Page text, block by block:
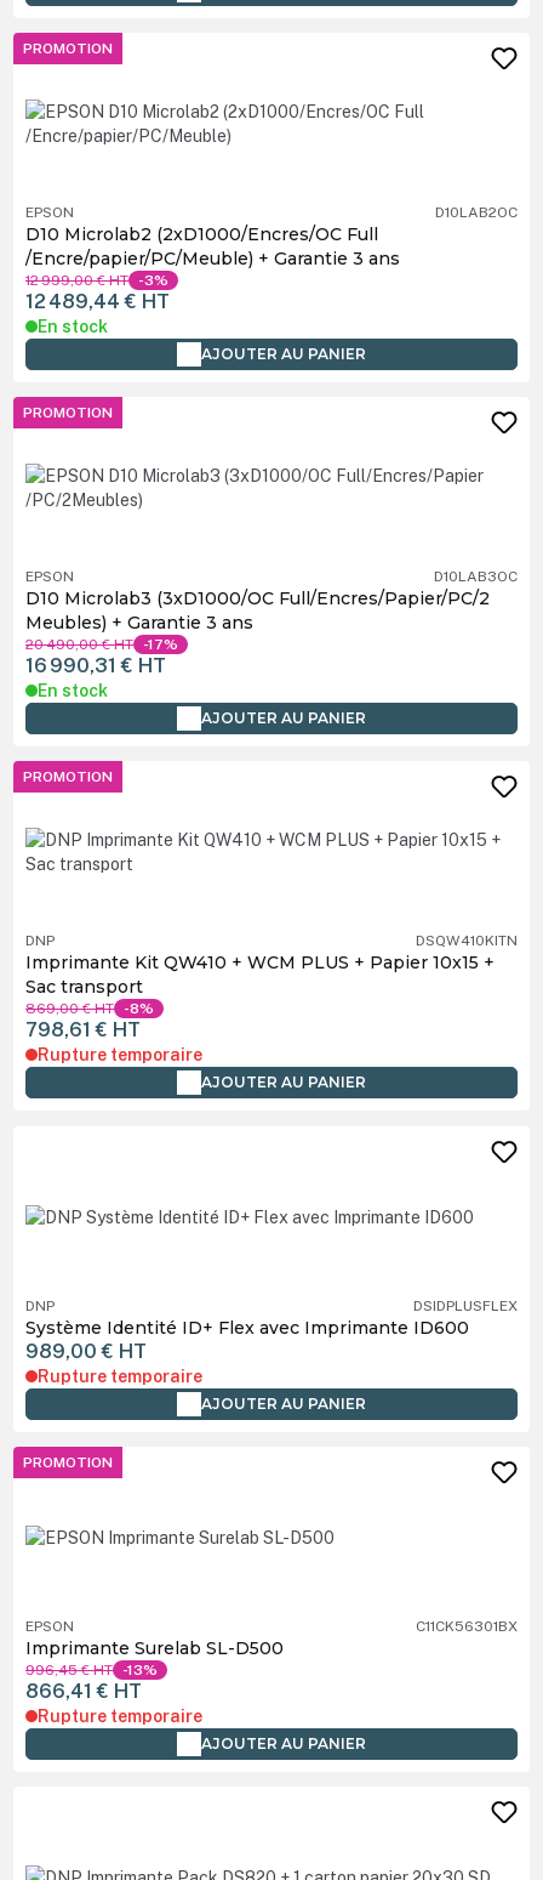
PROMOTION
EPSON D10LAB2OC
D10 Microlab2 (2xD1000/Encres/OC Full
/Encre/papier/PC/Meuble) + Garantie 3 ans
12 999,00 €HT -3%
12 489,44 € HT
En stock
AJOUTER AU PANIER
PROMOTION
EPSON D10LAB3OC
D10 Microlab3 (3xD1000/OC Full/Encres/Papier/PC/2
Meubles) + Garantie 3 ans
20 490,00 €HT -17%
16 990,31 € HT
En stock
AJOUTER AU PANIER
PROMOTION
DNP DSQW410KITN
Imprimante Kit QW410 + WCM PLUS + Papier 10x15 +
Sac transport
869,00 €HT -8%
798,61 € HT
Rupture temporaire
AJOUTER AU PANIER
DNP DSIDPLUSFLEX
Système Identité ID+ Flex avec Imprimante ID600
989,00 € HT
Rupture temporaire
AJOUTER AU PANIER
PROMOTION
EPSON C11CK56301BX
Imprimante Surelab SL-D500
996,45 €HT -13%
866,41 € HT
Rupture temporaire
AJOUTER AU PANIER